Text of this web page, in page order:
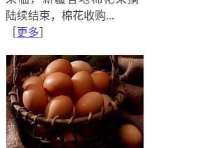
价格一直较低，有人认为，国家
陆续结束，棉花收购...
更多